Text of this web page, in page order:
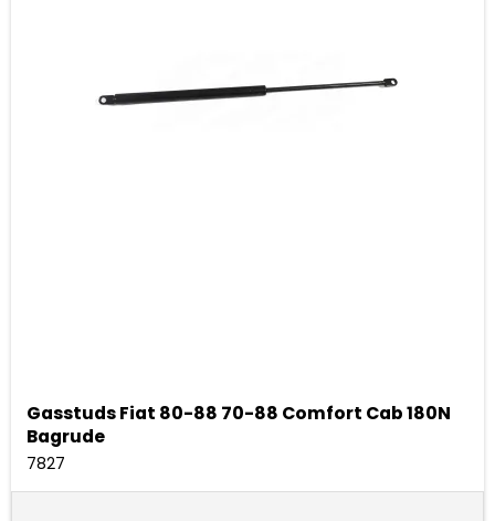
Gasstuds Fiat 80-88 70-88 Comfort Cab 180N
Bagrude
7827